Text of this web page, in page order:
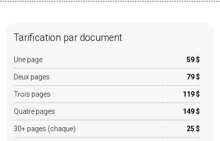
Tarification par document
Une page 59 $
Deux pages 79 $
Trois pages 119 $
Quatre pages 149 $
30+ pages (chaque) 25 $